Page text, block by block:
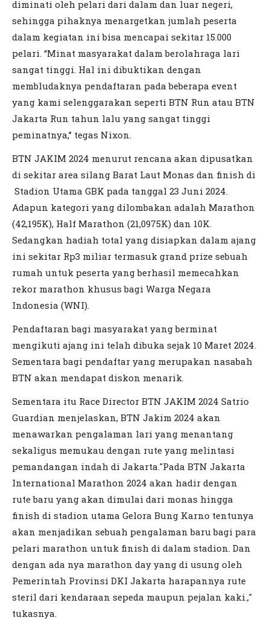
diminati oleh pelari dari dalam dan luar negeri,
sehingga pihaknya menargetkan jumlah peserta
dalam kegiatan ini bisa mencapai sekitar 15.000
pelari. “Minat masyarakat dalam berolahraga lari
sangat tinggi. Hal ini dibuktikan dengan
membludaknya pendaftaran pada beberapa event
yang kami selenggarakan seperti BTN Run atau BTN
Jakarta Run tahun lalu yang sangat tinggi
peminatnya,” tegas Nixon.
BTN JAKIM 2024 menurut rencana akan dipusatkan
di sekitar area silang Barat Laut Monas dan finish di
Stadion Utama GBK pada tanggal 23 Juni 2024.
Adapun kategori yang dilombakan adalah Marathon
(42,195K), Half Marathon (21,0975K) dan 10K.
Sedangkan hadiah total yang disiapkan dalam ajang
ini sekitar Rp3 miliar termasuk grand prize sebuah
rumah untuk peserta yang berhasil memecahkan
rekor marathon khusus bagi Warga Negara
Indonesia (WNI).
Pendaftaran bagi masyarakat yang berminat
mengikuti ajang ini telah dibuka sejak 10 Maret 2024.
Sementara bagi pendaftar yang merupakan nasabah
BTN akan mendapat diskon menarik.
Sementara itu Race Director BTN JAKIM 2024 Satrio
Guardian menjelaskan, BTN Jakim 2024 akan
menawarkan pengalaman lari yang menantang
sekaligus memukau dengan rute yang melintasi
pemandangan indah di Jakarta."Pada BTN Jakarta
International Marathon 2024 akan hadir dengan
rute baru yang akan dimulai dari monas hingga
finish di stadion utama Gelora Bung Karno tentunya
akan menjadikan sebuah pengalaman baru bagi para
pelari marathon untuk finish di dalam stadion. Dan
dengan ada nya marathon day yang di usung oleh
Pemerintah Provinsi DKI Jakarta harapannya rute
steril dari kendaraan sepeda maupun pejalan kaki.,"
tukasnya.